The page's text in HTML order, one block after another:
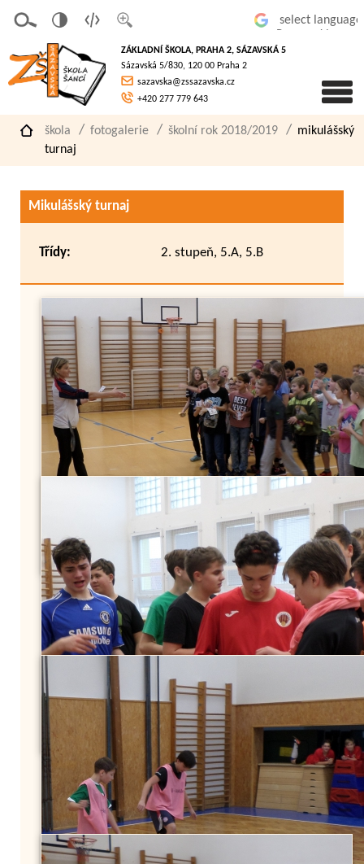
písmo
á
verze
pro
slaboz
raké
ZÁKLADNÍ ŠKOLA, PRAHA 2, SÁZAVSKÁ 5
Sázavská 5/830, 120 00 Praha 2
sazavska@zssazavska.cz
+420 277 779 643
škola fotogalerie školní rok 2018/2019
mikulášský
turnaj
Mikulášský turnaj
Třídy: 2. stupeň, 5.A, 5.B